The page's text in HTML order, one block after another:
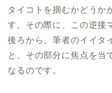
タイコトを掴むかどうか
す。その際に、この逆接
後ろから、筆者のイイタ
と、その部分に焦点を当
なるのです。